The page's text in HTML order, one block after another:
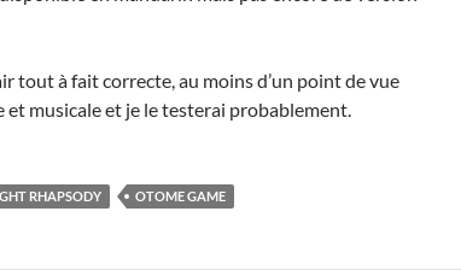
tout à fait correcte, au moins d’un point de vue
et musicale et je le testerai probablement.
RHAPSODY OTOME GAME